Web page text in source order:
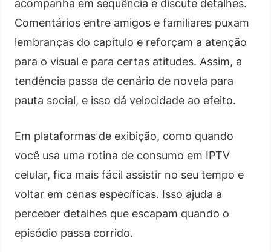
acompanha em sequência e discute detalhes.
Comentários entre amigos e familiares puxam
lembranças do capítulo e reforçam a atenção
para o visual e para certas atitudes. Assim, a
tendência passa de cenário de novela para
pauta social, e isso dá velocidade ao efeito.
Em plataformas de exibição, como quando
você usa uma rotina de consumo em IPTV
celular, fica mais fácil assistir no seu tempo e
voltar em cenas específicas. Isso ajuda a
perceber detalhes que escapam quando o
episódio passa corrido.